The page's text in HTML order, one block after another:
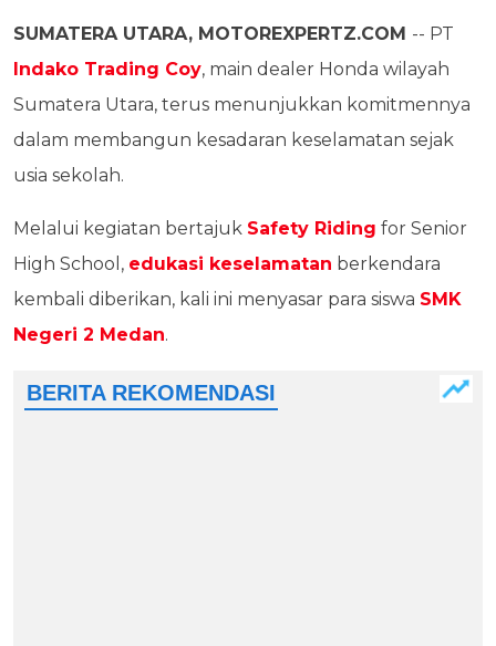
SUMATERA UTARA, MOTOREXPERTZ.COM -- PT
Indako Trading Coy, main dealer Honda wilayah
Sumatera Utara, terus menunjukkan komitmennya
dalam membangun kesadaran keselamatan sejak
usia sekolah.
Melalui kegiatan bertajuk Safety Riding for Senior
High School, edukasi keselamatan berkendara
kembali diberikan, kali ini menyasar para siswa SMK
Negeri 2 Medan.